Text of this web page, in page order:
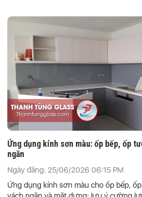
Ứng dụng kính sơn màu: ốp bếp, ốp
ngăn
Ngày đăng: 25/06/2026 06:15 PM
Ứng dụng kính sơn màu cho ốp bếp,